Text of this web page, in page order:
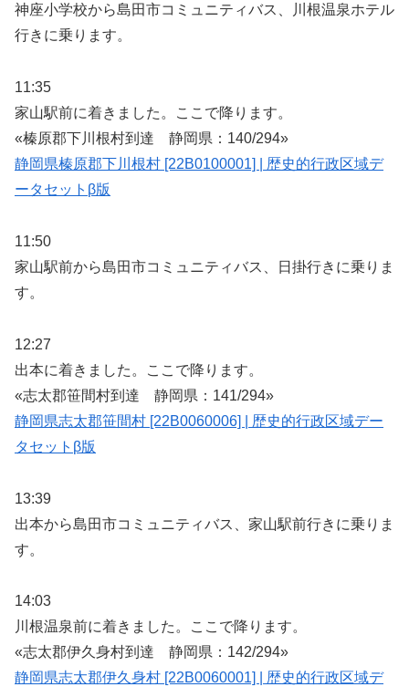
神座小学校から島田市コミュニティバス、川根温泉ホテル
行きに乗ります。
11:35
家山駅前に着きました。ここで降ります。
«榛原郡下川根村到達 静岡県：140/294»
静岡県榛原郡下川根村 [22B0100001] | 歴史的行政区域デ
ータセットβ版
11:50
家山駅前から島田市コミュニティバス、日掛行きに乗りま
す。
12:27
出本に着きました。ここで降ります。
«志太郡笹間村到達 静岡県：141/294»
静岡県志太郡笹間村 [22B0060006] | 歴史的行政区域デー
タセットβ版
13:39
出本から島田市コミュニティバス、家山駅前行きに乗りま
す。
14:03
川根温泉前に着きました。ここで降ります。
«志太郡伊久身村到達 静岡県：142/294»
静岡県志太郡伊久身村 [22B0060001] | 歴史的行政区域デ